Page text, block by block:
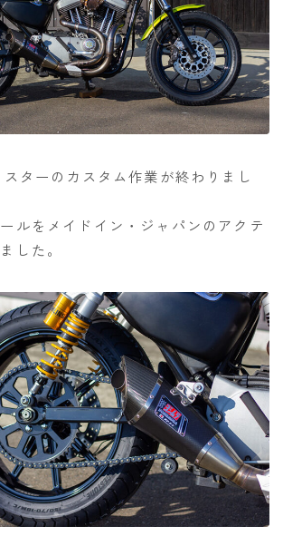
ターのカスタム作業が終わりまし
ルをメイドイン・ジャパンのアクテ
した。